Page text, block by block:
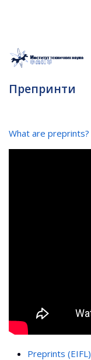
Препринти
What are preprints?
Preprints (EIFL)